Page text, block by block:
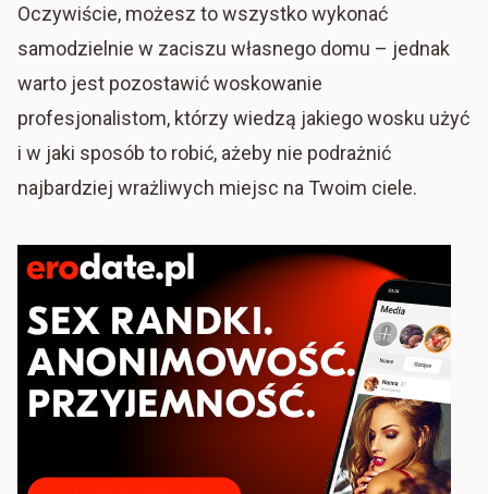
Oczywiście, możesz to wszystko wykonać
samodzielnie w zaciszu własnego domu – jednak
warto jest pozostawić woskowanie
profesjonalistom, którzy wiedzą jakiego wosku użyć
i w jaki sposób to robić, ażeby nie podrażnić
najbardziej wrażliwych miejsc na Twoim ciele.